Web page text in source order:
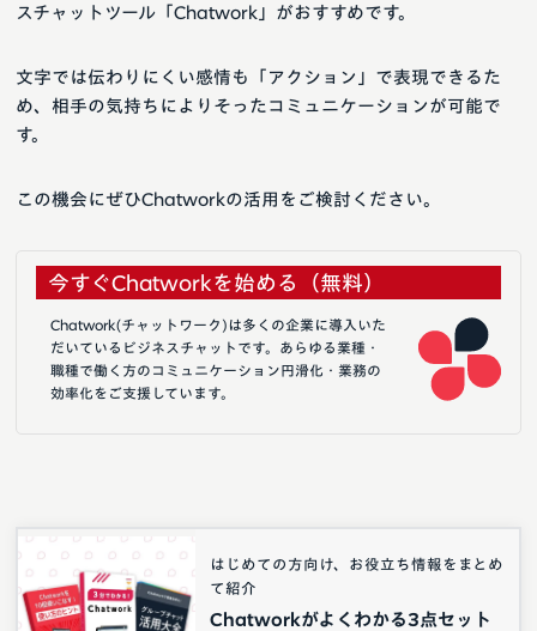
スチャットツール「Chatwork」がおすすめです。
文字では伝わりにくい感情も「アクション」で表現できるた
め、相手の気持ちによりそったコミュニケーションが可能で
す。
この機会にぜひChatworkの活用をご検討ください。
今すぐChatworkを始める（無料）
Chatwork(チャットワーク)は多くの企業に導入いた
だいているビジネスチャットです。あらゆる業種・
職種で働く方のコミュニケーション円滑化・業務の
効率化をご支援しています。
はじめての方向け、お役立ち情報をまとめ
て紹介
Chatworkがよくわかる3点セット